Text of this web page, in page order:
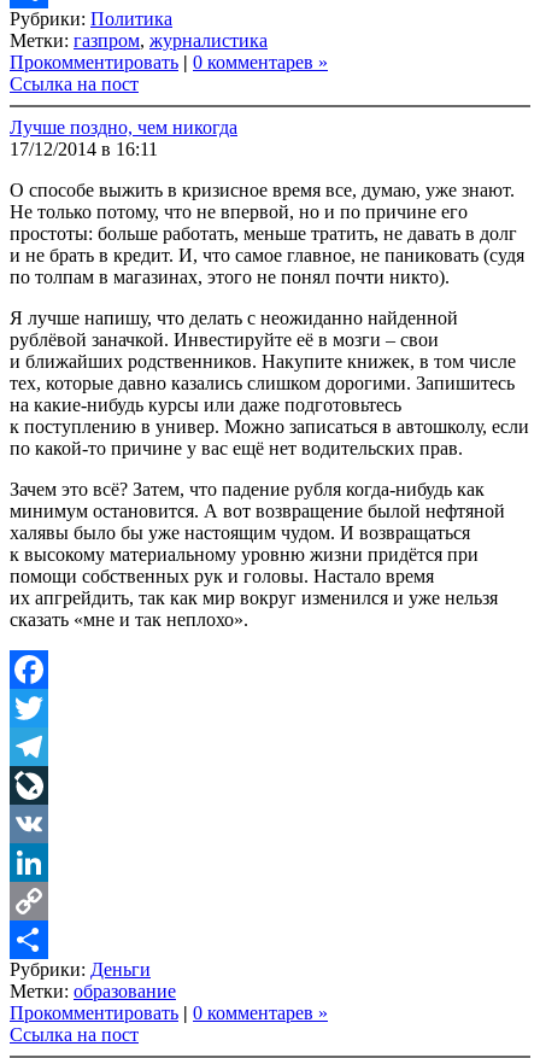
Link
Share
Рубрики: Политика
Метки: газпром, журналистика
Прокомментировать | 0 комментарев »
Ссылка на пост
Лучше поздно, чем никогда
17/12/2014 в 16:11
О способе выжить в кризисное время все, думаю, уже знают.
Не только потому, что не впервой, но и по причине его
простоты: больше работать, меньше тратить, не давать в долг
и не брать в кредит. И, что самое главное, не паниковать (судя
по толпам в магазинах, этого не понял почти никто).
Я лучше напишу, что делать с неожиданно найденной
рублёвой заначкой. Инвестируйте её в мозги – свои
и ближайших родственников. Накупите книжек, в том числе
тех, которые давно казались слишком дорогими. Запишитесь
на какие-нибудь курсы или даже подготовьтесь
к поступлению в универ. Можно записаться в автошколу, если
по какой-то причине у вас ещё нет водительских прав.
Зачем это всё? Затем, что падение рубля когда-нибудь как
минимум остановится. А вот возвращение былой нефтяной
халявы было бы уже настоящим чудом. И возвращаться
к высокому материальному уровню жизни придётся при
помощи собственных рук и головы. Настало время
их апгрейдить, так как мир вокруг изменился и уже нельзя
сказать «мне и так неплохо».
Facebook
Twitter
Telegram
LiveJournal
VK
LinkedIn
Copy
Link
Share
Рубрики: Деньги
Метки: образование
Прокомментировать | 0 комментарев »
Ссылка на пост